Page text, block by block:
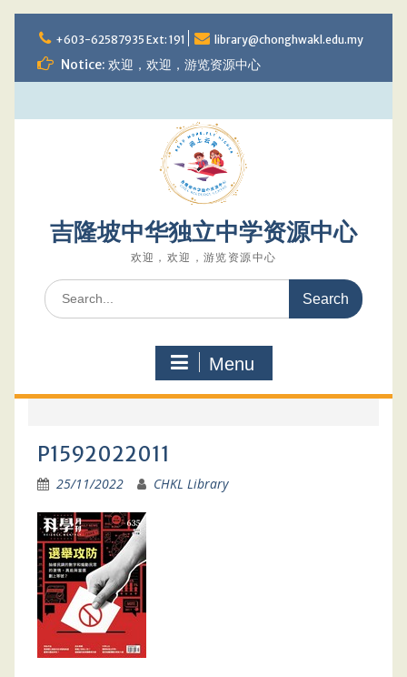
to
content
+603-62587935 Ext: 191 library@chonghwakl.edu.my
Notice: 欢迎，欢迎，游览资源中心
吉隆坡中华独立中学资源中心
欢迎，欢迎，游览资源中心
Search
for:
Menu
P1592022011
25/11/2022 CHKL Library